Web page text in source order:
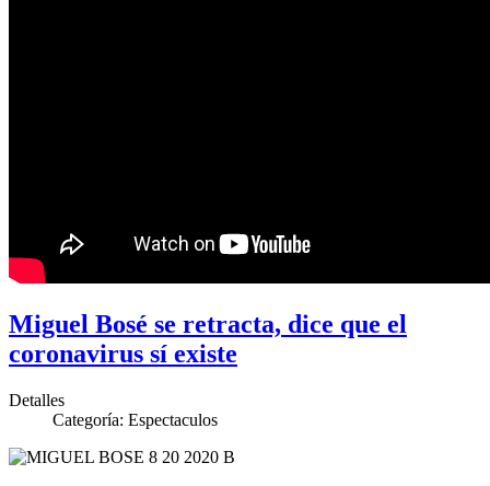
Miguel Bosé se retracta, dice que el
coronavirus sí existe
Detalles
Categoría: Espectaculos